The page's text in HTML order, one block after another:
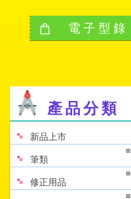
電子型錄
產品分類
新品上市
筆類
修正用品